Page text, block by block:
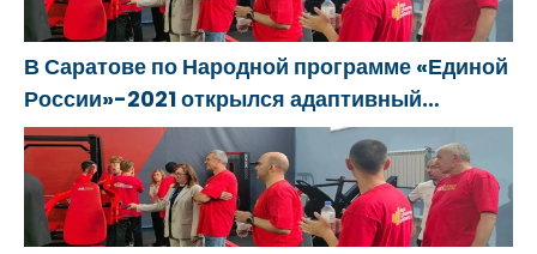
В Саратове по Народной программе «Единой
России»-2021 открылся адаптивный
спортзал «Новая высота»